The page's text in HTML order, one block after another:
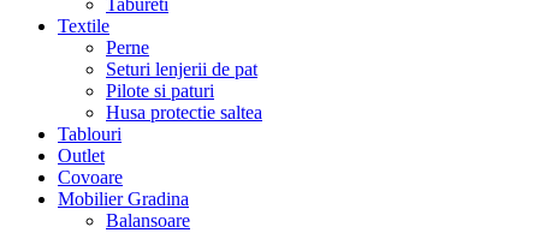
Tabureti
Textile
Perne
Seturi lenjerii de pat
Pilote si paturi
Husa protectie saltea
Tablouri
Outlet
Covoare
Mobilier Gradina
Balansoare